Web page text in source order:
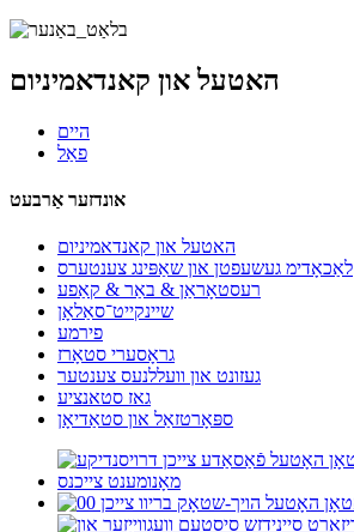
האטעל און קאנדאמיניום
היים
פאַל
אונדזער אַרבעט
האטעל און קאנדאמיניום
לאַכאָדימ געשעפטן און שאַפּינג צענטערס
רעסטאָראַן & באַר & קאַפע
שיינקייט־סאַלאָן
פירמע
גראָסערי סטאָרז
געזונט און וועללנעס צענטער
גאז סטאנציע
ספּאָרטזאַל און סטאַדיאָן